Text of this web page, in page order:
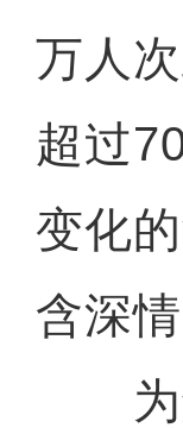
万人
超过
变化
含深
为解